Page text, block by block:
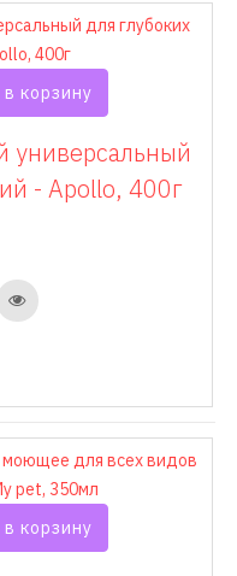
универсальный
- Apollo, 400г